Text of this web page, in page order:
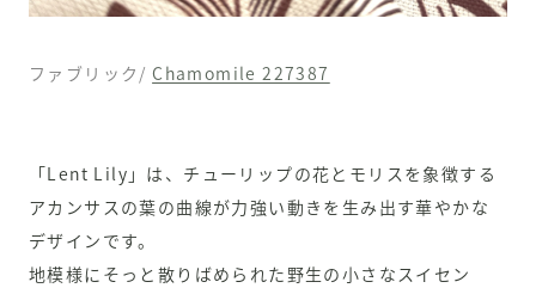
ファブリック/Chamomile 227387
「Lent Lily」は、チューリップの花とモリスを象徴する
アカンサスの葉の曲線が力強い動きを生み出す華やかな
デザインです。
地模様にそっと散りばめられた野生の小さなスイセン